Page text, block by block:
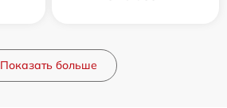
Показать больше